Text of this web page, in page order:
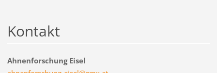
Kontakt
Ahnenforschung Eisel